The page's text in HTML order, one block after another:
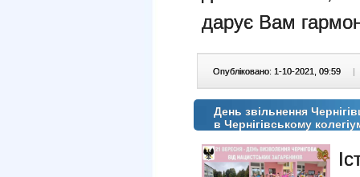
дарує Вам
Опубліковано: 1-10-2021, 09:59 |
День звільнення
в Чернігівському